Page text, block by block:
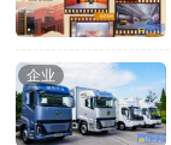
企业